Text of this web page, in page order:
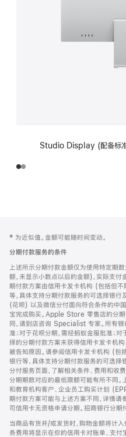
Studio Display (配备标准
页
页
脚
注
‡ 为近似值。金额可能随时间变动。
分期付款服务的条件
上述所示分期付款金额仅为使用特定期
额，未显示小数点以后的金额)，实际支付
期付款方案由信用卡发卡机构 (包括但不
等，具体支持分期付款服务的可选择银
(花呗) 以及微信分付面向符合条件的中
宝完成购买。Apple Store 零售店的分
同，请到店咨询 Specialist 专家。所有
准；对于花呗分期，需经蚂蚁金服批准；
择的分期付款方案未获得信用卡发卡机
被告知原因。请参阅信用卡发卡机构 (包
银行等，具体支持分期付款服务的可选
分付服务页面，了解相关条件、费用和收
分期期数对应的最低限额可能有所不同。
和教育机构客户、企业员工购买计划
期付款方案可能与上述方案不同，详情请
司信用卡无资格申请分期。招商银行分
当商品有货并/或发货时，购物金额将计
务费用将显示在你的信用卡对账单、支付